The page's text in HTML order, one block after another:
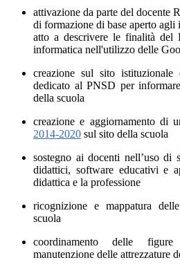
attivazione da parte del docente
di formazione di base aperto agli
atto a descrivere le finalità del
informatica nell'utilizzo delle
creazione sul sito
dedicato al PNSD per
della scuola
creazione e aggiornamento di
2014-2020 sul sito della scuola
sostegno ai docenti nell’uso di
didattici, software educativi e
didattica e la professione
ricognizione e mappatura
scuola
coordinamento delle
manutenzione delle attrezzature